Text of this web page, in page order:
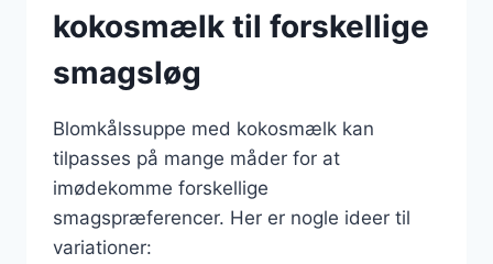
kokosmælk til forskellige
smagsløg
Blomkålssuppe med kokosmælk kan
tilpasses på mange måder for at
imødekomme forskellige
smagspræferencer. Her er nogle ideer til
variationer: